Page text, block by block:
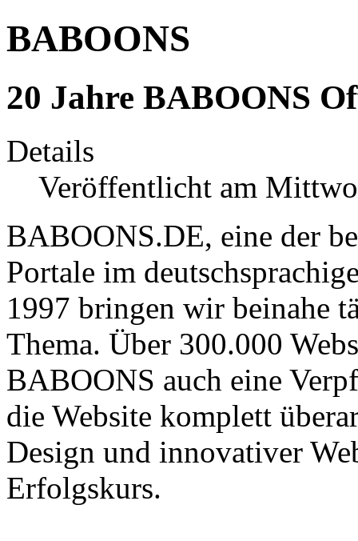
BABOONS
20 Jahre BABOONS
Details
Veröffentlicht am
BABOONS.DE, eine der
Portale im
1997 bringen wir beinahe
Thema. Über 300.000
BABOONS auch eine
die Website komplett
Design und innovativer
Erfolgskurs.